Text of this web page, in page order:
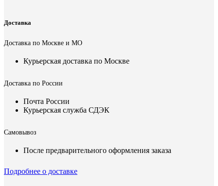
Доставка
Доставка по Москве и МО
Курьерская доставка по Москве
Доставка по России
Почта России
Курьерская служба СДЭК
Самовывоз
После предварительного оформления заказа
Подробнее о доставке